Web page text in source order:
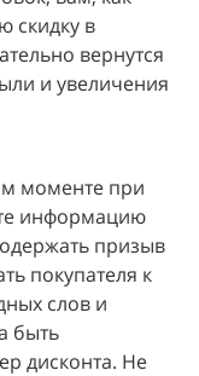
скидку в
вернутся
и увеличения
информацию
призыв
покупателя к
слов и
быть
дисконта. Не